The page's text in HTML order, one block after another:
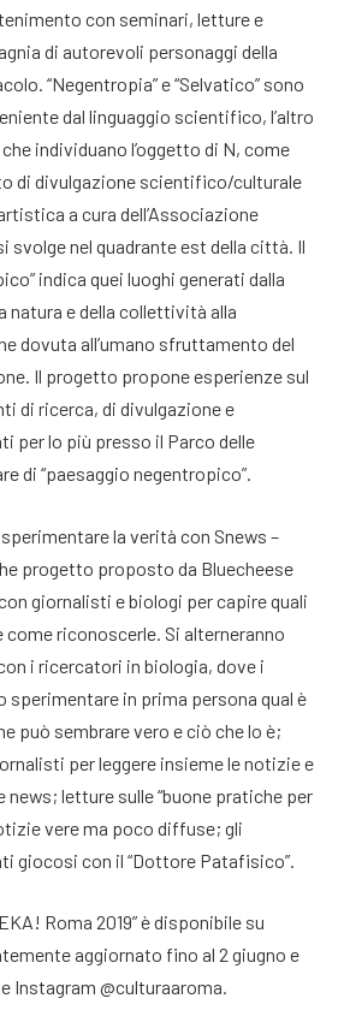
con seminari, letture e
di autorevoli personaggi della
“Negentropia” e “Selvatico” sono
dal linguaggio scientifico, l’altro
individuano l’oggetto di N, come
di divulgazione scientifico/culturale
a cura dell’Associazione
svolge nel quadrante est della città. Il
indica quei luoghi generati dalla
natura e della collettività alla
dovuta all’umano sfruttamento del
Il progetto propone esperienze sul
di ricerca, di divulgazione e
per lo più presso il Parco delle
di “paesaggio negentropico”.
la verità con Snews –
progetto proposto da Bluecheese
giornalisti e biologi per capire quali
riconoscerle. Si alterneranno
i ricercatori in biologia, dove i
in prima persona qual è
può sembrare vero e ciò che lo è;
per leggere insieme le notizie e
news; letture sulle “buone pratiche per
vere ma poco diffuse; gli
giocosi con il “Dottore Patafisico”.
Roma 2019” è disponibile su
aggiornato fino al 2 giugno e
Instagram @culturaaroma.